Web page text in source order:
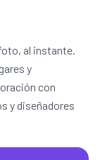
al instante.
y
con
y diseñadores